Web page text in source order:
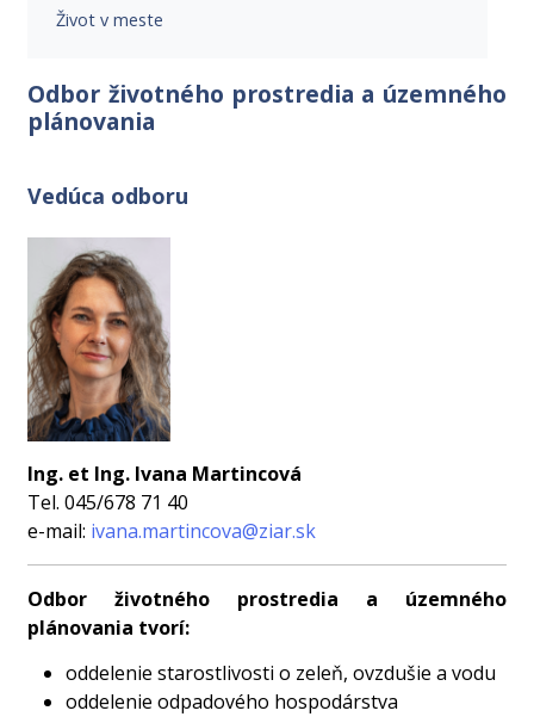
Život v meste
Odbor životného prostredia a územného
plánovania
Vedúca odboru
Ing. et Ing. Ivana Martincová
Tel. 045/678 71 40
e-mail: ivana.martincova@ziar.sk
Odbor životného prostredia a územného
plánovania tvorí:
oddelenie starostlivosti o zeleň, ovzdušie a vodu
oddelenie odpadového hospodárstva